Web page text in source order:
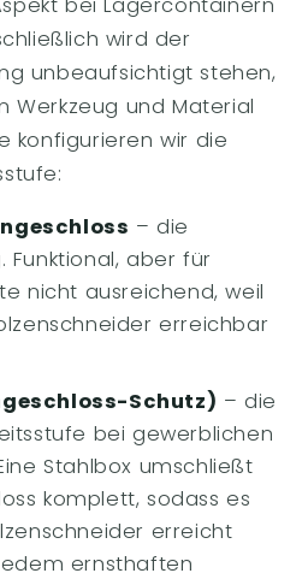
wird der
unbeaufsichtigt stehen,
Werkzeug und Material
konfigurieren wir die
– die
Funktional, aber für
nicht ausreichend, weil
erreichbar
Schutz) – die
bei gewerblichen
Stahlbox umschließt
komplett, sodass es
erreicht
ernsthaften